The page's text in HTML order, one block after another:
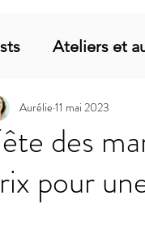
Ateliers et
mensuel
sujets divers
des
pour
Aurélie 11 mai 2023